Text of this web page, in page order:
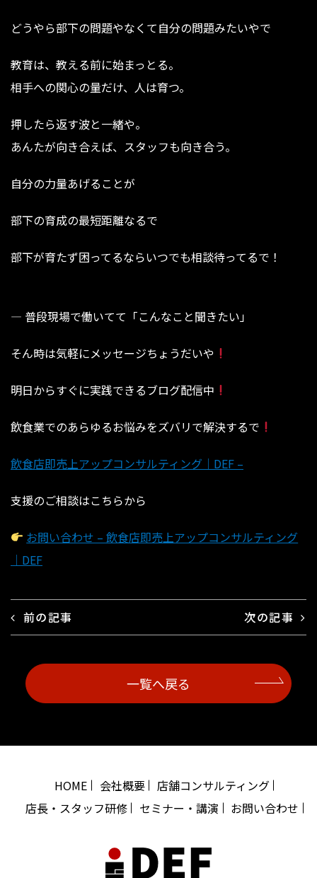
どうやら部下の問題やなくて自分の問題みたいやで
教育は、教える前に始まっとる。
相手への関心の量だけ、人は育つ。
押したら返す波と一緒や。
あんたが向き合えば、スタッフも向き合う。
自分の力量あげることが
部下の育成の最短距離なるで
部下が育たず困ってるならいつでも相談待ってるで！
— 普段現場で働いてて「こんなこと聞きたい」⁡⁡⁡⁡⁡⁡⁡⁡⁡⁡⁡⁡⁡⁡⁡⁡⁡⁡⁡
⁡⁡⁡⁡⁡⁡⁡⁡⁡⁡⁡⁡⁡⁡⁡⁡⁡⁡⁡そん時は気軽にメッセージちょうだいや
明日からすぐに実践できるブログ配信中
飲食業でのあらゆるお悩みをズバリで解決するで
飲食店即売上アップコンサルティング｜DEF –
支援のご相談はこちらから
お問い合わせ – 飲食店即売上アップコンサルティング
｜DEF
前の記事 次の記事
一覧へ戻る
HOME 会社概要
店舗コンサルティング
店長・スタッフ研修
セミナー・講演 お問い合わせ